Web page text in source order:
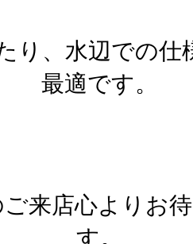
り、水辺での仕
最適です。
来店心よりお
す。